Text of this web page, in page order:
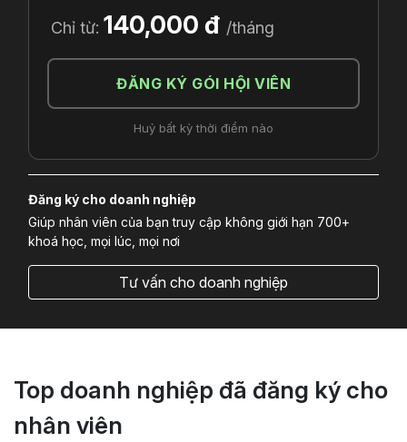
Chỉ từ: 140,000 đ /tháng
ĐĂNG KÝ GÓI HỘI VIÊN
Huỷ bất kỳ thời điểm nào
Đăng ký cho doanh nghiệp
Giúp nhân viên của bạn truy cập không giới hạn 700+
khoá học, mọi lúc, mọi nơi
Tư vấn cho doanh nghiệp
Top doanh nghiệp đã đăng ký cho
nhân viên